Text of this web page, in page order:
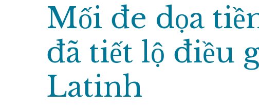
Mối đe dọa
đã tiết lộ điều
Latinh